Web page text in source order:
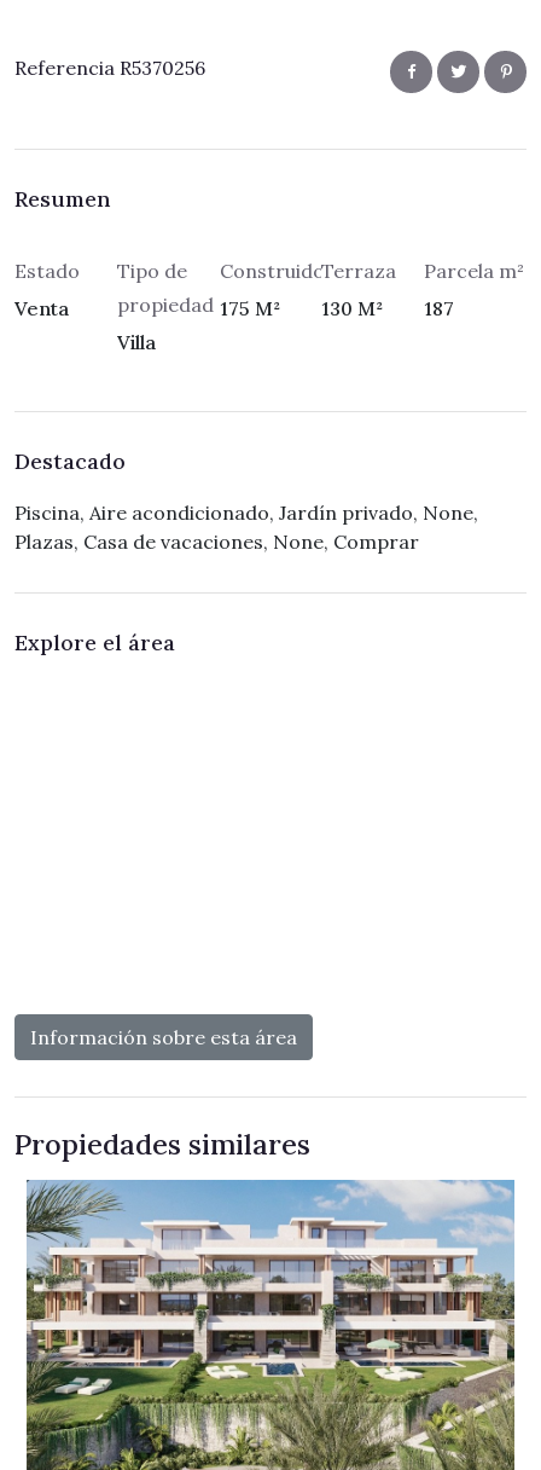
Referencia R5370256
Resumen
Estado
Venta
Tipo de
propiedad
Villa
Construidos
175 M²
Terraza
130 M²
Parcela m²
187
Destacado
Piscina, Aire acondicionado, Jardín privado, None,
Plazas, Casa de vacaciones, None, Comprar
Explore el área
Información sobre esta área
Propiedades similares
Suscríbase para recibir novedades ×